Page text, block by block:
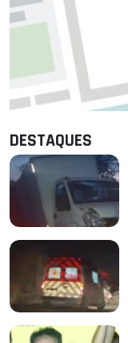
DESTAQUES